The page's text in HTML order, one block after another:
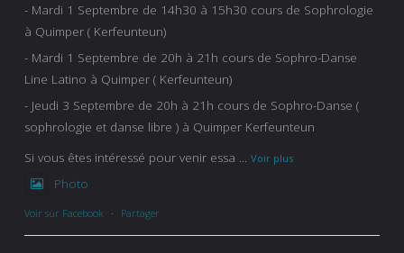
- Mardi 1 Septembre de 14h30 à 15h30 cours de Sophrologie
à Quimper ( Kerfeunteun)
- Mardi 1 Septembre de 20h à 21h cours de Sophro-Danse
Line Latino à Quimper ( Kerfeunteun)
- Jeudi 3 Septembre de 20h à 21h cours de Sophro-Danse (
sophrologie et danse libre ) à Quimper Kerfeunteun
Si vous êtes intéressé pour venir essa ... Voir plus
Photo
Voir sur Facebook · Partager